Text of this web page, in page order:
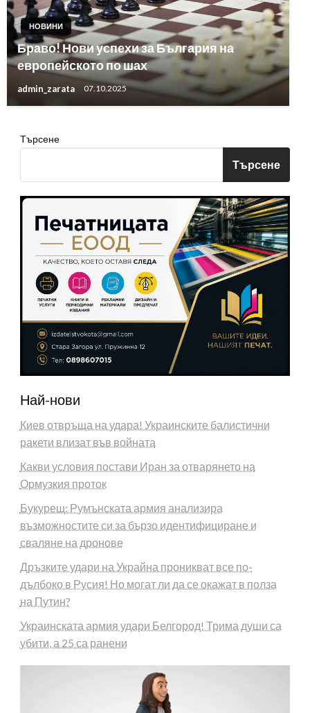
НОВИНИ
Браво! Нови успехи за България на
европейското по шах
admin_zarata 07.10.2025
Търсене
Търсене
Най-нови
Киев отвръща на удара! Украинските балистични
ракети влизат във войната
Какви условия постави Иран за отварянето на
Ормузкия проток
Букурещ: Румънската армия анализира
възможностите си за бързо идентифициране и
сваляне на дронове
Дръзките удари на Украйна проникват все по-
дълбоко в Русия! Но могат ли да се окажат в полза
на Путин?
Украинската армия удари Белгород! Трима души са
убити, а 25 са ранени